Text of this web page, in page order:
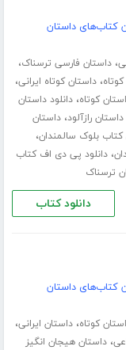
کتاب‌های داستان
،داستان فارسی ترسناک،
،داستان کوتاه ایرانی،
کوتاه،دانلود داستان
داستان رازآلود،داستان
کتاب بلوک سالمندان،
،دانلود پی دی اف کتاب
ترسناک
دانلود کتاب
کتاب‌های داستان
کوتاه،داستان ایرانی،
،داستان هیجان انگیز